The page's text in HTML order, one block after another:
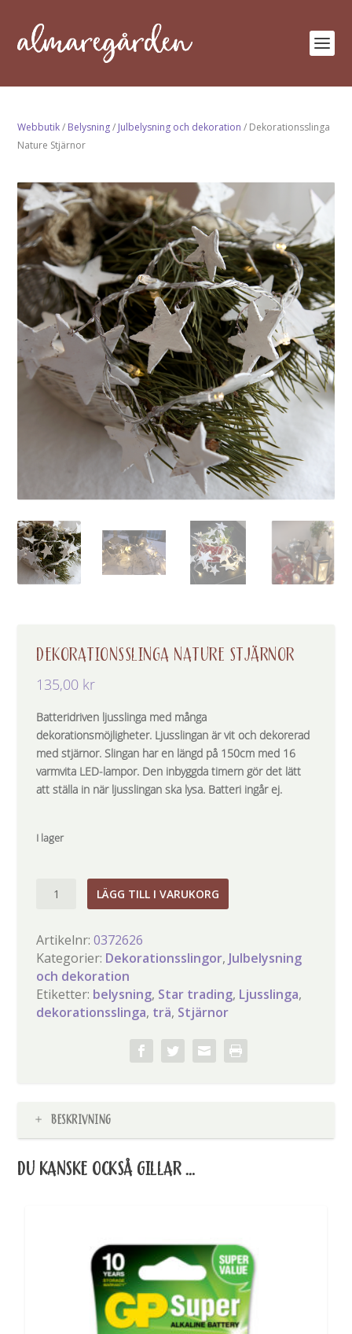
Webbutik/ Belysning/ Julbelysning och dekoration / Dekorationsslinga
Nature Stjärnor
DEKORATIONSSLINGA NATURE STJÄRNOR
135,00 kr
Batteridriven ljusslinga med många
dekorationsmöjligheter. Ljusslingan är vit och dekorerad
med stjärnor. Slingan har en längd på 150cm med 16
varmvita LED-lampor. Den inbyggda timern gör det lätt
att ställa in när ljusslingan ska lysa. Batteri ingår ej.
I lager
Dekorationsslinga
mängd
LÄGG TILL I VARUKORG
Artikelnr:0372626
Kategorier: Dekorationsslingor, Julbelysning
och dekoration
Etiketter: belysning, Star trading, Ljusslinga,
dekorationsslinga, trä, Stjärnor
BESKRIVNING
DU KANSKE OCKSÅ GILLAR …